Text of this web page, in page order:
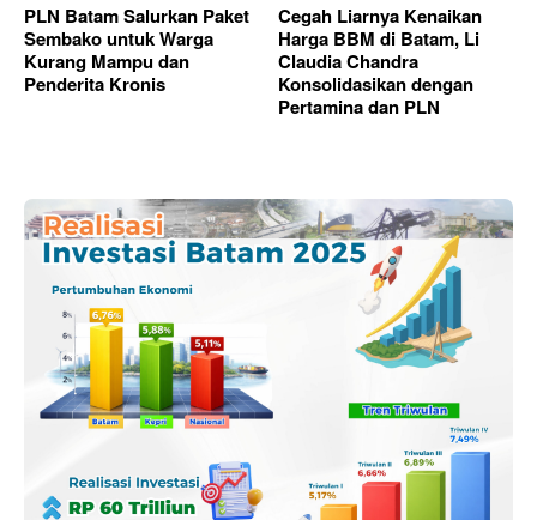
PLN Batam Salurkan Paket
Sembako untuk Warga
Kurang Mampu dan
Penderita Kronis
Cegah Liarnya Kenaikan
Harga BBM di Batam, Li
Claudia Chandra
Konsolidasikan dengan
Pertamina dan PLN